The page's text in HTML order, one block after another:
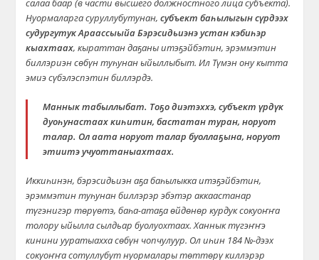
салаа баар (в части высшего должностного лица субъекта).
Нуормаларга суруллубутунан,субъект баһылыгын сүрдээх
судургутук Араассыыйа Бэрэсидьиэнэ устан кэбиһэр
кыахтаах, кыраттан даҕаны итэҕэйбэтин, эрэммэтин
биллэриэн сөбүн туһунан ыйыллыбыт. Ил Түмэн ону кытта
эмиэ сүбэлэспэтин биллэрдэ.
Маннык табыллыбат. Тоҕо диэтэххэ, субъект үрдүк
дуоһунастаах киһитин, бастатан туран, норуот
талар. Ол аата норуот талар буоллаҕына, норуот
этиитэ учуоттаныахтаах.
Иккиһинэн, бэрэсидьиэн аҕа баһылыкка итэҕэйбэтин,
эрэммэтин туһунан биллэрэр эбэтэр аккаастанар
түгэнигэр төрүөтэ, баһа-атаҕа өйдөнөр курдук сокуоҥҥа
толору ыйылла сылдьар буолуохтаах. Ханнык түгэҥҥэ
кинини ууратыахха сөбүн чопчулуур. Ол иһин 184 №-дээх
сокуоҥҥа сотуллубут нуормалары төттөрү киллэрэр